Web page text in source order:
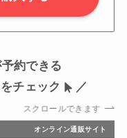
約できる
チェック
／
スクロールできます
オンライン通販サイト